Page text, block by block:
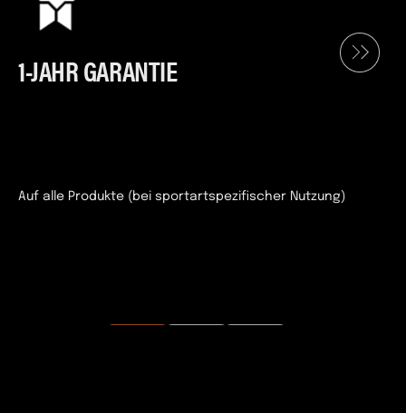
1-JAHR GARANTIE
Auf alle Produkte (bei sportartspezifischer Nutzung)